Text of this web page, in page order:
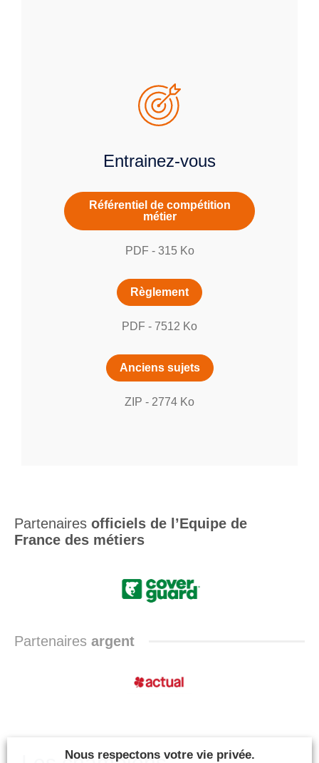
Entrainez-vous
Référentiel de compétition
métier
PDF - 315 Ko
Règlement
PDF - 7512 Ko
Anciens sujets
ZIP - 2774 Ko
Partenaires officiels de l’Equipe de
France des métiers
Partenaires argent
Nous respectons votre vie privée.